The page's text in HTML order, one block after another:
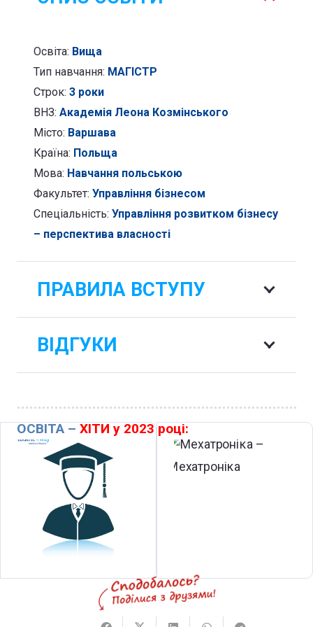
Освіта: Вища
Тип навчання: МАГІСТР
Строк: 3 роки
ВНЗ: Академія Леона Козмінського
Місто: Варшава
Країна: Польща
Мова: Навчання польською
Факультет: Управління бізнесом
Спеціальність: Управління розвитком бізнесу
– перспектива власності
ПРАВИЛА ВСТУПУ
ВІДГУКИ
ОСВІТА – ХІТИ у 2023 році: